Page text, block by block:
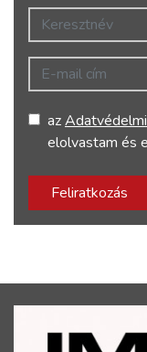
Keresztnév
E-mail cím
az
elolvastam és
Feliratkozás